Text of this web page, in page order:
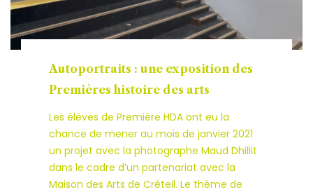
Autoportraits : une exposition des
Premières histoire des arts
Les élèves de Première HDA ont eu la
chance de mener au mois de janvier 2021
un projet avec la photographe Maud Dhillit
dans le cadre d’un partenariat avec la
Maison des Arts de Créteil. Le thème de